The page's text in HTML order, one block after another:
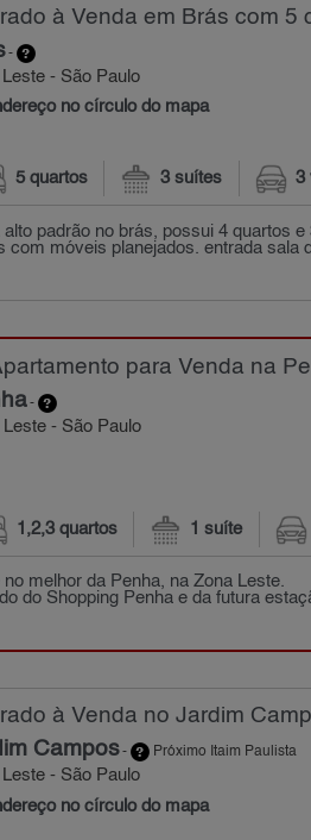
à Venda em Brás com 5
-
- São Paulo
no círculo do mapa
5 quartos 3 suítes 3
alto padrão no brás, possui 4 quartos
com móveis planejados. entrada sala
para Venda na
-
Leste - São Paulo
1,2,3 quartos 1 suíte
no melhor da Penha, na Zona Leste.
do Shopping Penha e da futura
à Venda no Jardim
Campos- Próximo Itaim Paulista
- São Paulo
no círculo do mapa